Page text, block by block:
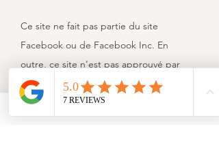
Ce site ne fait pas partie du site
Facebook ou de Facebook Inc. En
outre, ce site n'est pas approuvé par
Facebook en aucune façon.
FACEBOOK est une marque déposée